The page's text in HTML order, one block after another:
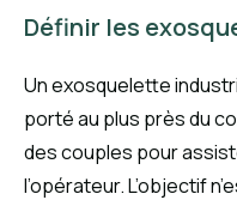
Définir les
Un exosquelette
porté au plus près du
des couples pour
l’opérateur. L’objectif